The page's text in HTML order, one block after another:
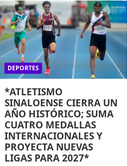
DEPORTES
*ATLETISMO
SINALOENSE CIERRA UN
AÑO HISTÓRICO; SUMA
CUATRO MEDALLAS
INTERNACIONALES Y
PROYECTA NUEVAS
LIGAS PARA 2027*